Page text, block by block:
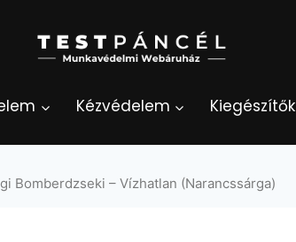
Kézvédelem Kiegészítők
Bomberdzseki – Vízhatlan (Narancssárga)